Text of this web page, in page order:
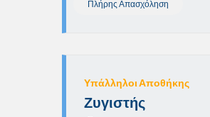
Πλήρης Απασχόληση
Υπάλληλοι Αποθήκης
Ζυγιστής